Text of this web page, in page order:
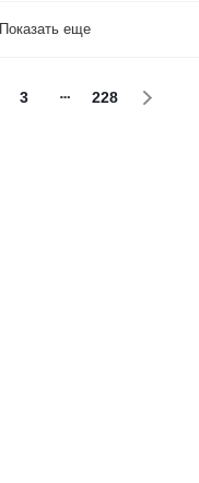
Показать еще
3 228